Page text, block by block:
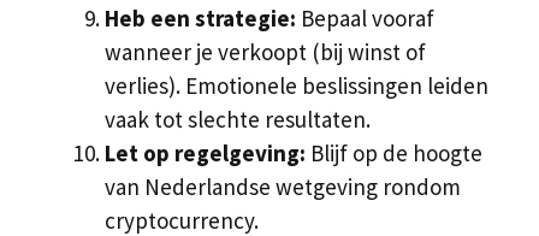
Heb een strategie: Bepaal vooraf
wanneer je verkoopt (bij winst of
verlies). Emotionele beslissingen leiden
vaak tot slechte resultaten.
Let op regelgeving: Blijf op de hoogte
van Nederlandse wetgeving rondom
cryptocurrency.